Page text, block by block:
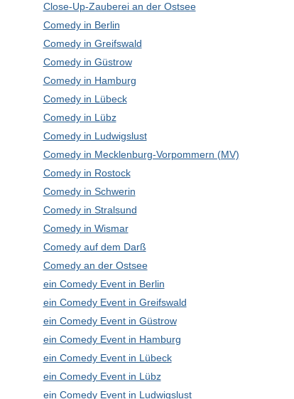
Close-Up-Zauberei an der Ostsee
Comedy in Berlin
Comedy in Greifswald
Comedy in Güstrow
Comedy in Hamburg
Comedy in Lübeck
Comedy in Lübz
Comedy in Ludwigslust
Comedy in Mecklenburg-Vorpommern (MV)
Comedy in Rostock
Comedy in Schwerin
Comedy in Stralsund
Comedy in Wismar
Comedy auf dem Darß
Comedy an der Ostsee
ein Comedy Event in Berlin
ein Comedy Event in Greifswald
ein Comedy Event in Güstrow
ein Comedy Event in Hamburg
ein Comedy Event in Lübeck
ein Comedy Event in Lübz
ein Comedy Event in Ludwigslust